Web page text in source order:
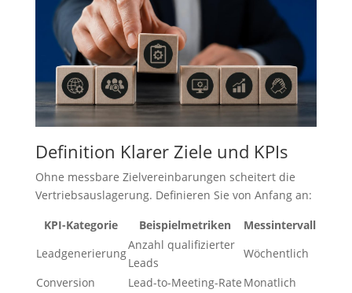
Definition Klarer Ziele und KPIs
Ohne messbare Zielvereinbarungen scheitert die
Vertriebsauslagerung. Definieren Sie von Anfang an:
KPI-Kategorie
Beispielmetriken
Messintervall
Leadgenerierung
Anzahl qualifizierter
Leads
Wöchentlich
Conversion
Lead-to-Meeting-Rate Monatlich